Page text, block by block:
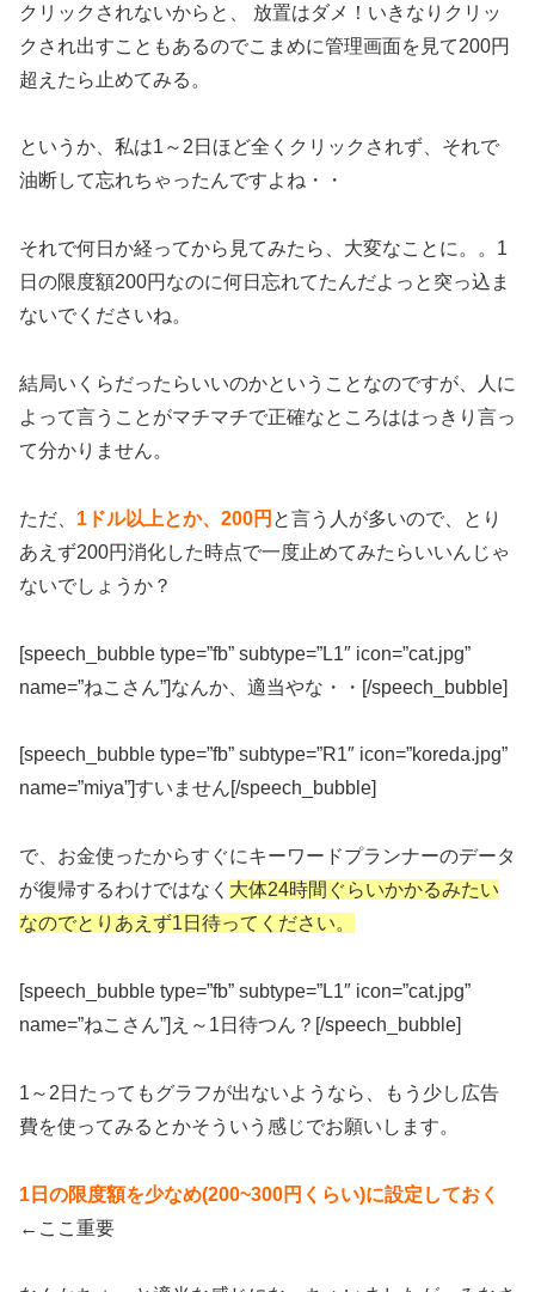
クリックされないからと、 放置はダメ！いきなりクリッ
クされ出すこともあるのでこまめに管理画面を見て200円
超えたら止めてみる。
というか、私は1～2日ほど全くクリックされず、それで
油断して忘れちゃったんですよね・・
それで何日か経ってから見てみたら、大変なことに。。1
日の限度額200円なのに何日忘れてたんだよっと突っ込ま
ないでくださいね。
結局いくらだったらいいのかということなのですが、人に
よって言うことがマチマチで正確なところははっきり言っ
て分かりません。
ただ、 1ドル以上とか、200円 と言う人が多いので、とり
あえず200円消化した時点で一度止めてみたらいいんじゃ
ないでしょうか？
[speech_bubble type=”fb” subtype=”L1″ icon=”cat.jpg”
name=”ねこさん”]なんか、適当やな・・[/speech_bubble]
[speech_bubble type=”fb” subtype=”R1″ icon=”koreda.jpg”
name=”miya”]すいません[/speech_bubble]
で、お金使ったからすぐにキーワードプランナーのデータ
が復帰するわけではなく 大体24時間ぐらいかかるみたい
なのでとりあえず1日待ってください。
[speech_bubble type=”fb” subtype=”L1″ icon=”cat.jpg”
name=”ねこさん”]え～1日待つん？[/speech_bubble]
1～2日たってもグラフが出ないようなら、もう少し広告
費を使ってみるとかそういう感じでお願いします。
1日の限度額を少なめ(200~300円くらい)に設定しておく
←ここ重要